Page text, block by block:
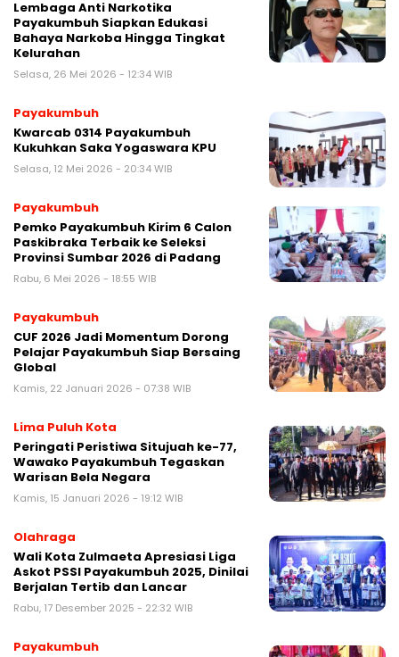
Lembaga Anti Narkotika
Payakumbuh Siapkan Edukasi
Bahaya Narkoba Hingga Tingkat
Kelurahan
Selasa, 26 Mei 2026 - 12:34 WIB
Payakumbuh
Kwarcab 0314 Payakumbuh
Kukuhkan Saka Yogaswara KPU
Selasa, 12 Mei 2026 - 20:34 WIB
Payakumbuh
Pemko Payakumbuh Kirim 6 Calon
Paskibraka Terbaik ke Seleksi
Provinsi Sumbar 2026 di Padang
Rabu, 6 Mei 2026 - 18:55 WIB
Payakumbuh
CUF 2026 Jadi Momentum Dorong
Pelajar Payakumbuh Siap Bersaing
Global
Kamis, 22 Januari 2026 - 07:38 WIB
Lima Puluh Kota
Peringati Peristiwa Situjuah ke-77,
Wawako Payakumbuh Tegaskan
Warisan Bela Negara
Kamis, 15 Januari 2026 - 19:12 WIB
Olahraga
Wali Kota Zulmaeta Apresiasi Liga
Askot PSSI Payakumbuh 2025, Dinilai
Berjalan Tertib dan Lancar
Rabu, 17 Desember 2025 - 22:32 WIB
Payakumbuh